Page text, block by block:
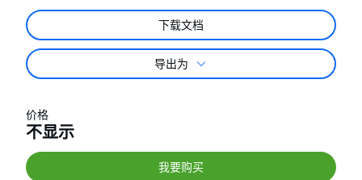
下载文档
导出为
价格
不显示
我要购买